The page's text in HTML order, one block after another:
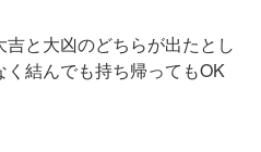
と大凶のどちらが出たとし
結んでも持ち帰ってもOK